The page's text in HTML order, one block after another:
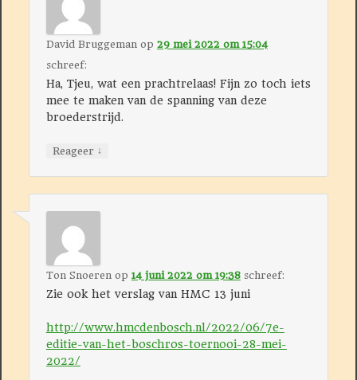
David Bruggeman op 29 mei 2022 om 15:04
schreef:
Ha, Tjeu, wat een prachtrelaas! Fijn zo toch iets
mee te maken van de spanning van deze
broederstrijd.
Reageer ↓
Ton Snoerenop 14 juni 2022 om 19:38 schreef:
Zie ook het verslag van HMC 13 juni
http://www.hmcdenbosch.nl/2022/06/7e-
editie-van-het-boschros-toernooi-28-mei-
2022/